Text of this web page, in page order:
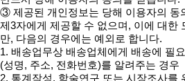
③ 제공된 개인정보는 당해 이용자의 동
제3자에게 제공할 수 없으며, 이에 대한
만, 다음의 경우에는 예외로 합니다.
1. 배송업무상 배송업체에게 배송에 필
(성명, 주소, 전화번호)를 알려주는 경우
2. 통계작성, 학술연구 또는 시장조사를